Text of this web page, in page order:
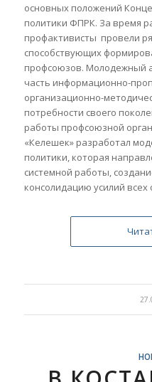
основных положений
политики ФПРК. За время
профактивисты провели
способствующих
профсоюзов. Молодежный
часть информационно-
организационно-
потребности своего
работы профсоюзной
«Келешек» разработал
политики, которая
системной работы,
консолидацию усилий